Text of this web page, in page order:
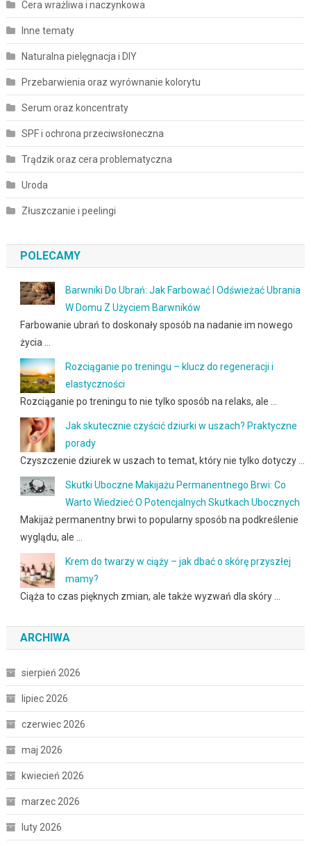
Cera wrażliwa i naczynkowa
Inne tematy
Naturalna pielęgnacja i DIY
Przebarwienia oraz wyrównanie kolorytu
Serum oraz koncentraty
SPF i ochrona przeciwsłoneczna
Trądzik oraz cera problematyczna
Uroda
Złuszczanie i peelingi
POLECAMY
Barwniki Do Ubrań: Jak Farbować I Odświeżać Ubrania
W Domu Z Użyciem Barwników
Farbowanie ubrań to doskonały sposób na nadanie im nowego
życia …
Rozciąganie po treningu – klucz do regeneracji i
elastyczności
Rozciąganie po treningu to nie tylko sposób na relaks, ale …
Jak skutecznie czyścić dziurki w uszach? Praktyczne
porady
Czyszczenie dziurek w uszach to temat, który nie tylko dotyczy …
Skutki Uboczne Makijażu Permanentnego Brwi: Co
Warto Wiedzieć O Potencjalnych Skutkach Ubocznych
Makijaż permanentny brwi to popularny sposób na podkreślenie
wyglądu, ale …
Krem do twarzy w ciąży – jak dbać o skórę przyszłej
mamy?
Ciąża to czas pięknych zmian, ale także wyzwań dla skóry …
ARCHIWA
sierpień 2026
lipiec 2026
czerwiec 2026
maj 2026
kwiecień 2026
marzec 2026
luty 2026